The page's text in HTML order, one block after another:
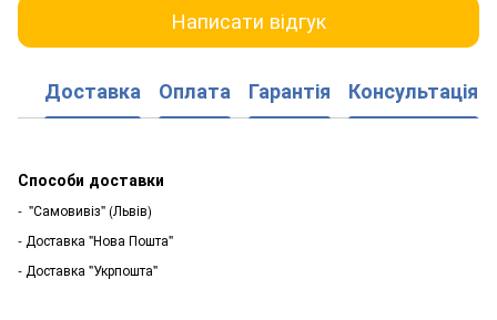
Написати відгук
Доставка Оплата Гарантія Консультація
Способи доставки
- "Самовивіз" (Львів)
- Доставка "Нова Пошта"
- Доставка "Укрпошта"